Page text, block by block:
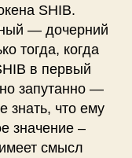
SHIB.
— дочерний
тогда, когда
в первый
запутанно —
знать, что ему
значение –
смысл